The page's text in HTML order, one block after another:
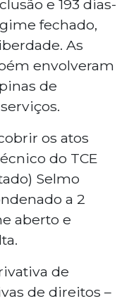
e 193 dias-
fechado,
As
envolveram
de
os atos
do TCE
Selmo
a 2
aberto e
de
de direitos –